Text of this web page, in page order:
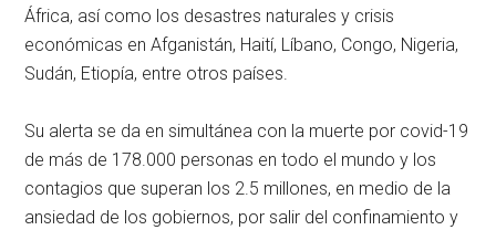
África, así como los desastres naturales y crisis
económicas en Afganistán, Haití, Líbano, Congo, Nigeria,
Sudán, Etiopía, entre otros países.
Su alerta se da en simultánea con la muerte por covid-19
de más de 178.000 personas en todo el mundo y los
contagios que superan los 2.5 millones, en medio de la
ansiedad de los gobiernos, por salir del confinamiento y